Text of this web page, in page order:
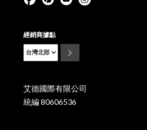
經銷商據點
艾德國際有限公司
統編 80606536